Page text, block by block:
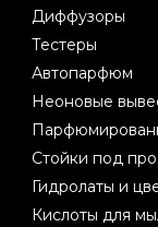
Диффузоры
Тестеры
Автопарфюм
Неоновые
Стойки под
Гидролаты и
Кислоты для